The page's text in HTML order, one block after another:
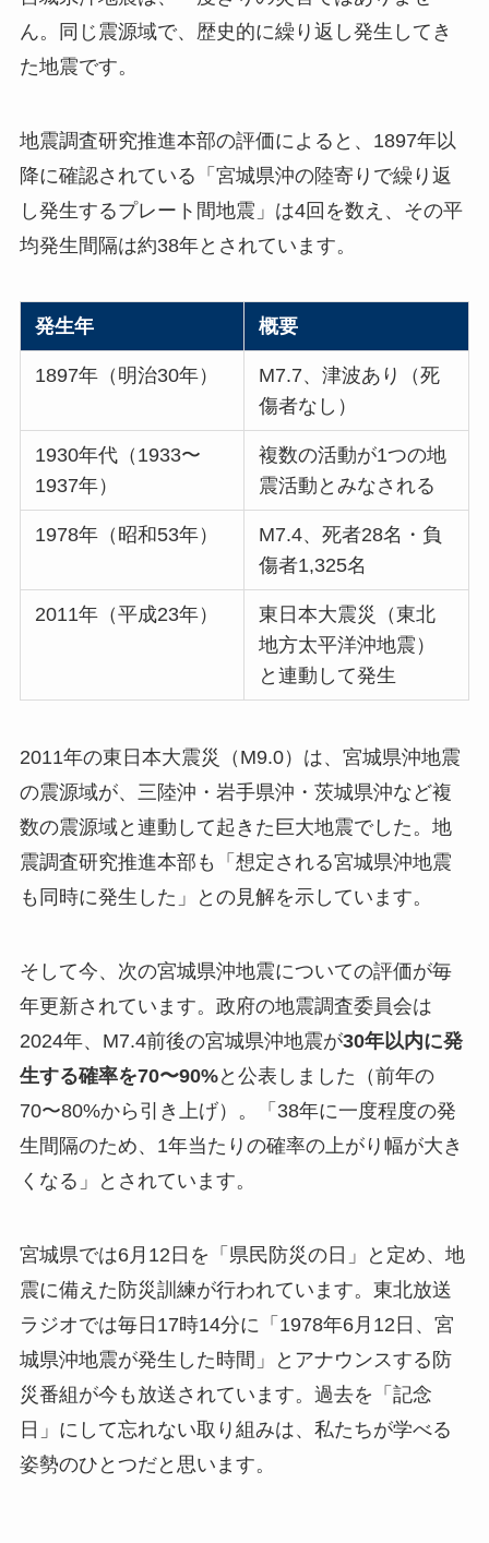
ん。同じ震源域で、歴史的に繰り返し発生してき
た地震です。
地震調査研究推進本部の評価によると、1897年以
降に確認されている「宮城県沖の陸寄りで繰り返
し発生するプレート間地震」は4回を数え、その平
均発生間隔は約38年とされています。
発生年 概要
1897年（明治30年）
M7.7、津波あり（死
傷者なし）
1930年代（1933〜
1937年）
複数の活動が1つの地
震活動とみなされる
1978年（昭和53年）
M7.4、死者28名・負
傷者1,325名
2011年（平成23年）
東日本大震災（東北
地方太平洋沖地震）
と連動して発生
2011年の東日本大震災（M9.0）は、宮城県沖地震
の震源域が、三陸沖・岩手県沖・茨城県沖など複
数の震源域と連動して起きた巨大地震でした。地
震調査研究推進本部も「想定される宮城県沖地震
も同時に発生した」との見解を示しています。
そして今、次の宮城県沖地震についての評価が毎
年更新されています。政府の地震調査委員会は
2024年、M7.4前後の宮城県沖地震が30年以内に発
生する確率を70〜90%と公表しました（前年の
70〜80%から引き上げ）。「38年に一度程度の発
生間隔のため、1年当たりの確率の上がり幅が大き
くなる」とされています。
宮城県では6月12日を「県民防災の日」と定め、地
震に備えた防災訓練が行われています。東北放送
ラジオでは毎日17時14分に「1978年6月12日、宮
城県沖地震が発生した時間」とアナウンスする防
災番組が今も放送されています。過去を「記念
日」にして忘れない取り組みは、私たちが学べる
姿勢のひとつだと思います。